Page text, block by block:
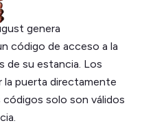
genera
código de acceso a la
de su estancia. Los
la puerta directamente
solo son válidos